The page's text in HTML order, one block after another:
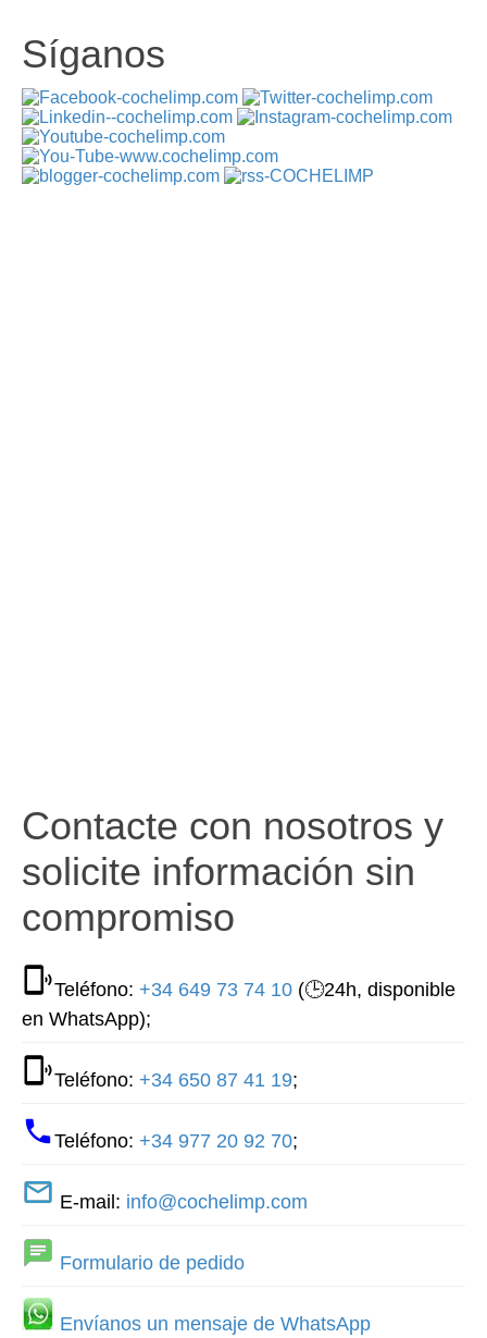
Síganos
Contacte con nosotros y
solicite información sin
compromiso
Teléfono: +34 649 73 74 10 (🕒24h, disponible
en WhatsApp);
Teléfono: +34 650 87 41 19;
Teléfono: +34 977 20 92 70;
E-mail: info@cochelimp.com
Formulario de pedido
Envíanos un mensaje de WhatsApp